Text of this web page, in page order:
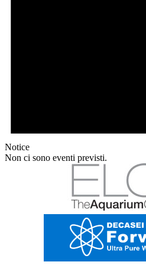
Notice
Non ci sono eventi previsti.